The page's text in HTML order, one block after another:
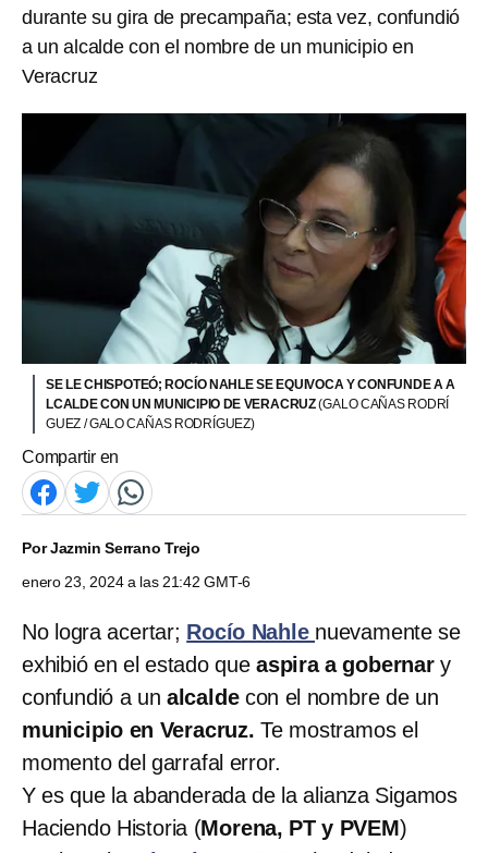
durante su gira de precampaña; esta vez, confundió
a un alcalde con el nombre de un municipio en
Veracruz
SE LE CHISPOTEÓ; ROCÍO NAHLE SE EQUIVOCA Y CONFUNDE A A
LCALDE CON UN MUNICIPIO DE VERACRUZ(GALO CAÑAS RODRÍ
GUEZ / GALO CAÑAS RODRÍGUEZ)
Compartir en
PorJazmin Serrano Trejo
enero 23, 2024 a las 21:42 GMT-6
No logra acertar; Rocío Nahle nuevamente se
exhibió en el estado queaspira a gobernary
confundió a un alcaldecon el nombre de un
municipio en Veracruz. Te mostramos el
momento del garrafal error.
Y es que la abanderada de la alianza Sigamos
Haciendo Historia (Morena, PT y PVEM)